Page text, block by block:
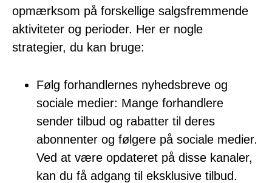
opmærksom på forskellige salgsfremmende
aktiviteter og perioder. Her er nogle
strategier, du kan bruge:
Følg forhandlernes nyhedsbreve og
sociale medier: Mange forhandlere
sender tilbud og rabatter til deres
abonnenter og følgere på sociale medier.
Ved at være opdateret på disse kanaler,
kan du få adgang til eksklusive tilbud.